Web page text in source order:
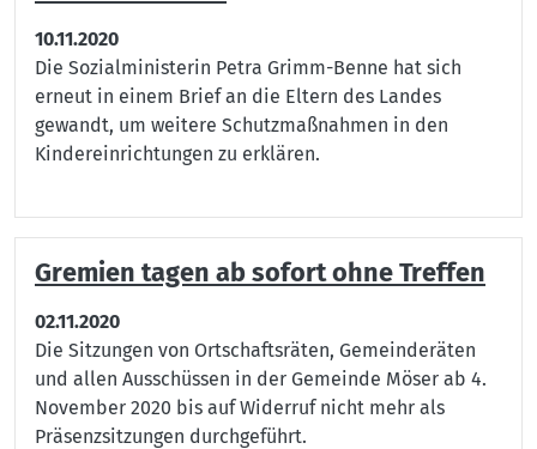
10.11.2020
Die Sozialministerin Petra Grimm-Benne hat sich
erneut in einem Brief an die Eltern des Landes
gewandt, um weitere Schutzmaßnahmen in den
Kindereinrichtungen zu erklären.
Gremien tagen ab sofort ohne Treffen
02.11.2020
Die Sitzungen von Ortschaftsräten, Gemeinderäten
und allen Ausschüssen in der Gemeinde Möser ab 4.
November 2020 bis auf Widerruf nicht mehr als
Präsenzsitzungen durchgeführt.